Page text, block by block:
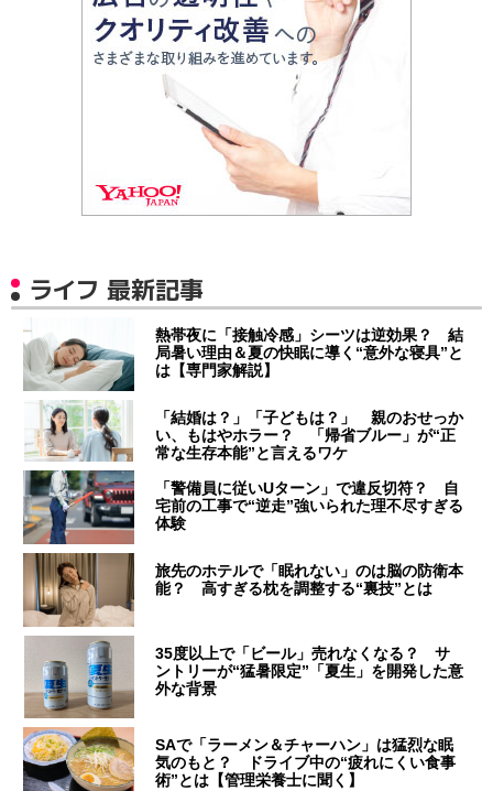
ライフ 最新記事
熱帯夜に「接触冷感」シーツは逆効果？ 結
局暑い理由＆夏の快眠に導く“意外な寝具”と
は【専門家解説】
「結婚は？」「子どもは？」 親のおせっか
い、もはやホラー？ 「帰省ブルー」が“正
常な生存本能”と言えるワケ
「警備員に従いUターン」で違反切符？ 自
宅前の工事で“逆走”強いられた理不尽すぎる
体験
旅先のホテルで「眠れない」のは脳の防衛本
能？ 高すぎる枕を調整する“裏技”とは
35度以上で「ビール」売れなくなる？ サ
ントリーが“猛暑限定”「夏生」を開発した意
外な背景
SAで「ラーメン＆チャーハン」は猛烈な眠
気のもと？ ドライブ中の“疲れにくい食事
術”とは【管理栄養士に聞く】